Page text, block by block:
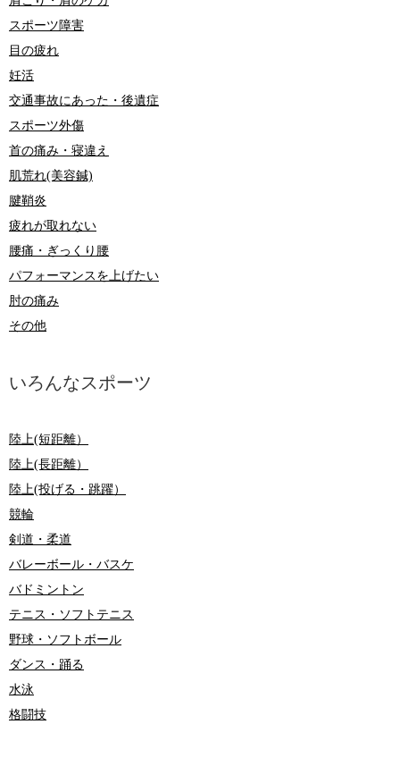
スポーツ障害
目の疲れ
妊活
交通事故にあった・後遺症
スポーツ外傷
首の痛み・寝違え
肌荒れ(美容鍼)
腱鞘炎
疲れが取れない
腰痛・ぎっくり腰
パフォーマンスを上げたい
肘の痛み
その他
いろんなスポーツ
陸上(短距離）
陸上(長距離）
陸上(投げる・跳躍）
競輪
剣道・柔道
バレーボール・バスケ
バドミントン
テニス・ソフトテニス
野球・ソフトボール
ダンス・踊る
水泳
格闘技